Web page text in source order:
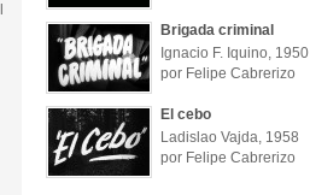
Brigada criminal
Ignacio F. Iquino, 1950
por Felipe Cabrerizo
El cebo
Ladislao Vajda, 1958
por Felipe Cabrerizo